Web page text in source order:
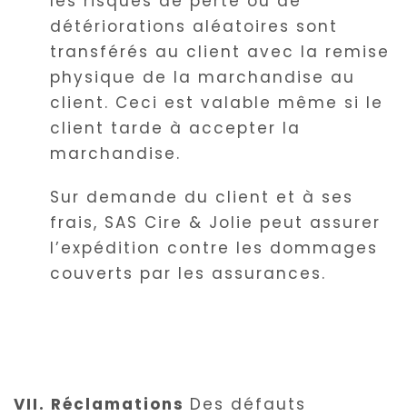
détériorations aléatoires sont
transférés au client avec la remise
physique de la marchandise au
client. Ceci est valable même si le
client tarde à accepter la
marchandise.
Sur demande du client et à ses
frais, SAS Cire & Jolie peut assurer
l’expédition contre les dommages
couverts par les assurances.
VII. Réclamations Des défauts